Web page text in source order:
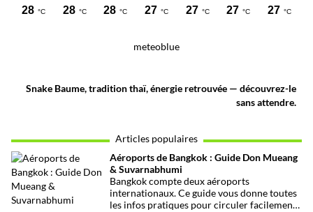
meteoblue
Snake Baume, tradition thaï, énergie retrouvée — découvrez-le
sans attendre.
Articles populaires
Aéroports de Bangkok : Guide Don Mueang
& Suvarnabhumi
Bangkok compte deux aéroports
internationaux. Ce guide vous donne toutes
les infos pratiques pour circuler facilement